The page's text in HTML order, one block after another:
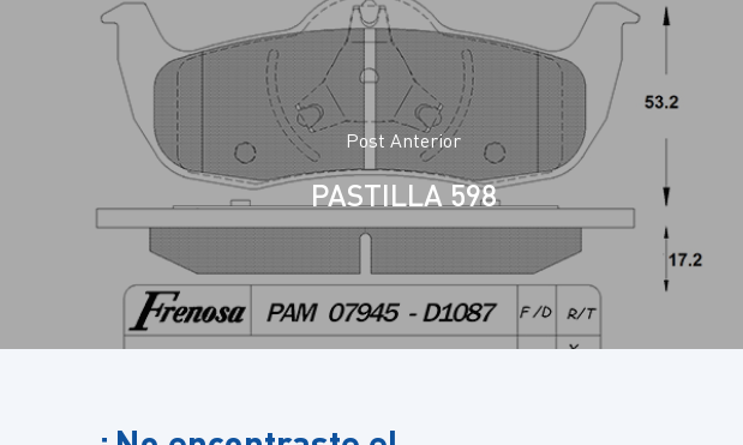
Post Anterior
PASTILLA 598